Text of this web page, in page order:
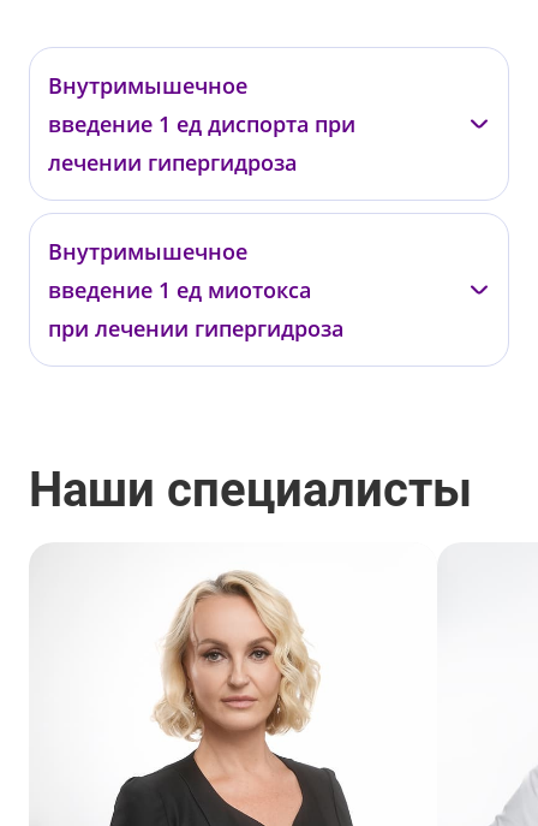
Внутримышечное
введение 1 ед диспорта при
лечении гипергидроза
00795
от 140 ₽
Внутримышечное
введение 1 ед миотокса
при лечении гипергидроза
Наши специалисты